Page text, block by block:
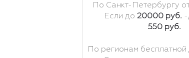
По Санкт-Петербургу
Если до20000 руб. -
550 руб.
По регионам бесплатной